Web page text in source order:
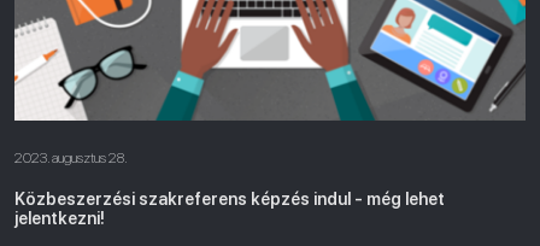
2023. augusztus 28.
Közbeszerzési szakreferens képzés indul - még lehet
jelentkezni!